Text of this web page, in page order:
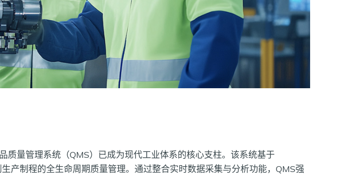
量管理系统（QMS）已成为现代工业体系的核心支柱。该系统基于
产制程的全生命周期质量管理。通过整合实时数据采集与分析功能，QMS强